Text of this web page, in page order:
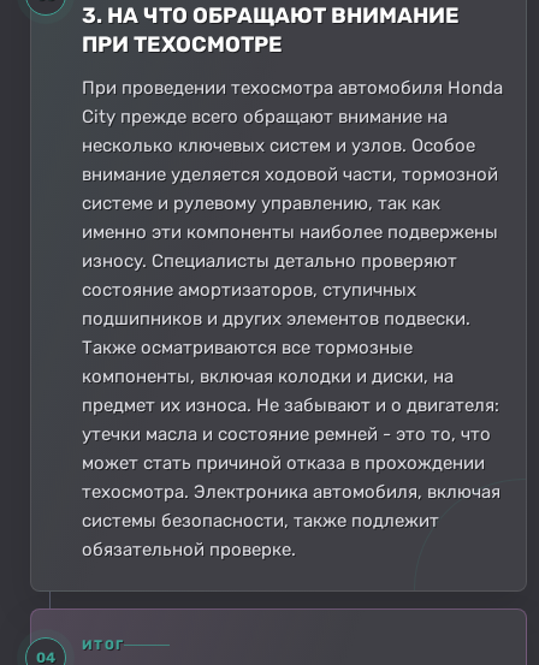
3. НА ЧТО ОБРАЩАЮТ ВНИМАНИЕ
ПРИ ТЕХОСМОТРЕ
При проведении техосмотра автомобиля Honda
City прежде всего обращают внимание на
несколько ключевых систем и узлов. Особое
внимание уделяется ходовой части, тормозной
системе и рулевому управлению, так как
именно эти компоненты наиболее подвержены
износу. Специалисты детально проверяют
состояние амортизаторов, ступичных
подшипников и других элементов подвески.
Также осматриваются все тормозные
компоненты, включая колодки и диски, на
предмет их износа. Не забывают и о двигателя:
утечки масла и состояние ремней - это то, что
может стать причиной отказа в прохождении
техосмотра. Электроника автомобиля, включая
системы безопасности, также подлежит
обязательной проверке.
04
ИТОГ